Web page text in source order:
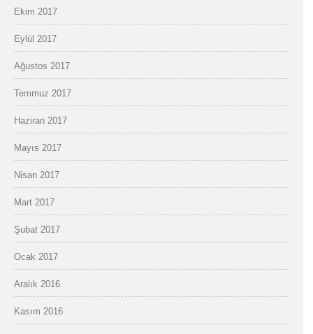
Ekim 2017
Eylül 2017
Ağustos 2017
Temmuz 2017
Haziran 2017
Mayıs 2017
Nisan 2017
Mart 2017
Şubat 2017
Ocak 2017
Aralık 2016
Kasım 2016